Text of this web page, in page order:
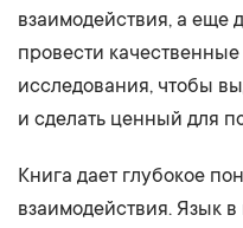
взаимодействия, а еще
провести
исследования, чтобы
и сделать ценный для
Книга дает глубокое
взаимодействия. Язык